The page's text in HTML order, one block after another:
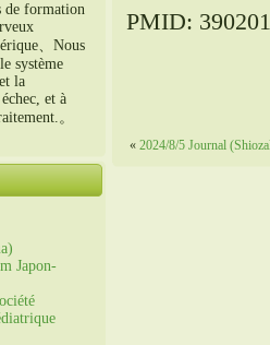
de formation
、Nous
système
la
et à
。
Japon-
PMID:
« 2024/8/5 Journal